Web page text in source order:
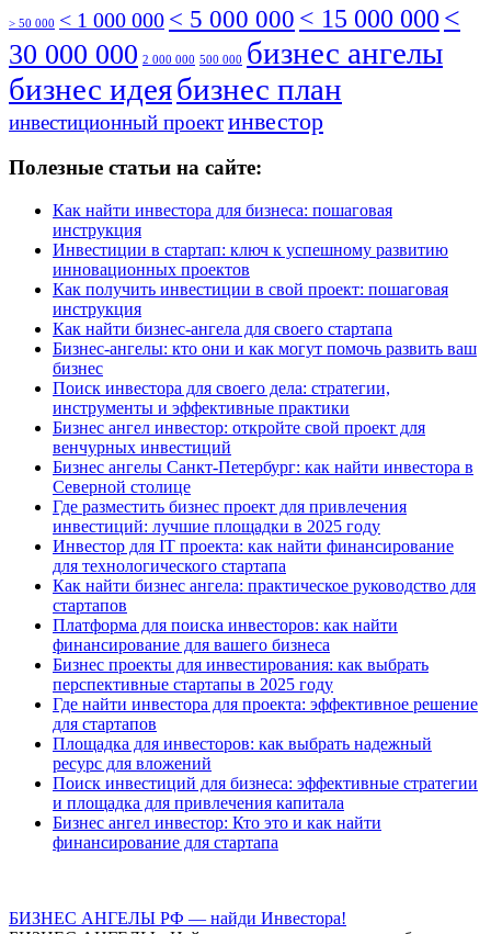
> 50 000 < 1 000 000 < 5 000 000 < 15 000 000 <
30 000 000 2 000 000 500 000 бизнес ангелы
бизнес идеябизнес план
инвестиционный проект инвестор
Полезные статьи на сайте:
Как найти инвестора для бизнеса: пошаговая
инструкция
Инвестиции в стартап: ключ к успешному развитию
инновационных проектов
Как получить инвестиции в свой проект: пошаговая
инструкция
Как найти бизнес-ангела для своего стартапа
Бизнес-ангелы: кто они и как могут помочь развить ваш
бизнес
Поиск инвестора для своего дела: стратегии,
инструменты и эффективные практики
Бизнес ангел инвестор: откройте свой проект для
венчурных инвестиций
Бизнес ангелы Санкт-Петербург: как найти инвестора в
Северной столице
Где разместить бизнес проект для привлечения
инвестиций: лучшие площадки в 2025 году
Инвестор для IT проекта: как найти финансирование
для технологического стартапа
Как найти бизнес ангела: практическое руководство для
стартапов
Платформа для поиска инвесторов: как найти
финансирование для вашего бизнеса
Бизнес проекты для инвестирования: как выбрать
перспективные стартапы в 2025 году
Где найти инвестора для проекта: эффективное решение
для стартапов
Площадка для инвесторов: как выбрать надежный
ресурс для вложений
Поиск инвестиций для бизнеса: эффективные стратегии
и площадка для привлечения капитала
Бизнес ангел инвестор: Кто это и как найти
финансирование для стартапа
БИЗНЕС АНГЕЛЫ РФ — найди Инвестора!